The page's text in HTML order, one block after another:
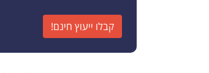
קבלו ייעוץ חינם!